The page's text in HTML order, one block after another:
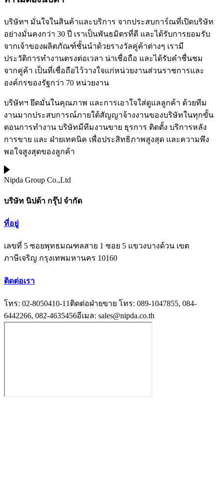
บริษัทฯ มั่นใจในสินค้าและบริการ จากประสบการ์ณที่เปิดบริษัท
อย่างมั่นคงกว่า 30 ปี เราเป็นพันธมิตรที่ดี และได้รับการยอมรับ
จากเจ้าของผลิตภัณฑ์ชั้นนำด้วยรางวัลคู่ค้าต่างๆ เรามี
ประวัติการทำงานตรงต่อเวลา น่าเชื่อถือ และได้รับคำชื่นชม
จากคู่ค้า เป็นที่เชื่อถือไว้วางใจแก่หน่วยงานส่วนราชการและ
องค์กรของรัฐกว่า 70 หน่วยงาน
บริษัทฯ ยึดมั่นในคุณภาพ และการเอาใจใส่ดูแลลูกค้า ด้วยทีม
งานมากประสบการณ์ภายใต้สัญญาจ้างงานของบริษัทในทุกขั้น
ตอนการทำงาน บริษัทมีทีมงานขาย ธุรการ ติดตั้ง บริการหลัง
การขาย และ ฝ่ายเทคนิค เพื่อประสิทธิภาพสูงสุด และความพึง
พอใจสูงสุดของลูกค้า
Nipda Group Co.,Ltd
บริษัท นิปด้า กรุ๊ป จำกัด
ที่อยู่
เลขที่ 5 ซอยพุทธมณฑลสาย 1 ซอย 5 แขวงบางด้วน เขต
ภาษีเจริญ กรุงเทพมหานคร 10160
ติดต่อเรา
โทร: 02-8050410-11 ติดต่อฝ่ายขาย โทร: 089-1047855, 084-
6442266, 082-4635456อีเมล: sales@nipda.co.th